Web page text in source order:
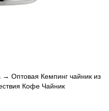
→ Оптовая Кемпинг чайник из
Кофе Чайник